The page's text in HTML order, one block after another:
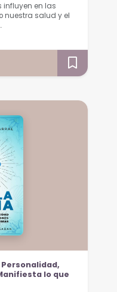
influyen en las
nuestra salud y el
lo que